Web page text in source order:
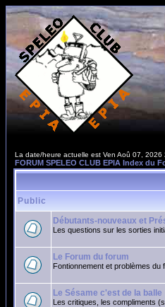
La date/heure actuelle est Ven Aoû 07, 2026
FORUM SPELEO CLUB EPIA Index du
Public
Débutants-nouveaux et
Les questions sur les sorties
Le Forum du forum
Fontionnement et problèmes du
Le Sésame c'est de la balle
Les critiques, les compliments